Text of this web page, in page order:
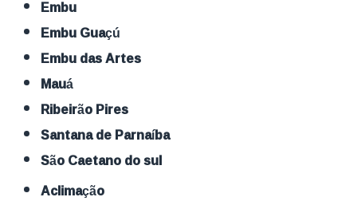
Embu
Embu Guaçú
Embu das Artes
Mauá
Ribeirão Pires
Santana de Parnaíba
São Caetano do sul
Aclimação